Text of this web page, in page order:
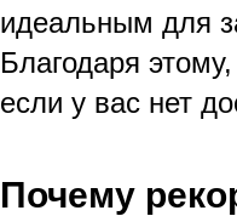
идеальным для
Благодаря
если у вас нет
Почему